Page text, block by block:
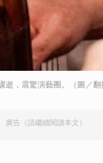
，震驚演藝圈。（圖／翻
廣告（請繼續閱讀本文）